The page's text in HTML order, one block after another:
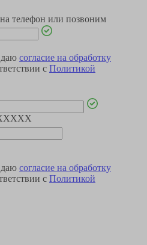
телефон или позвоним
согласие на обработку
с Политикой
согласие на обработку
с Политикой